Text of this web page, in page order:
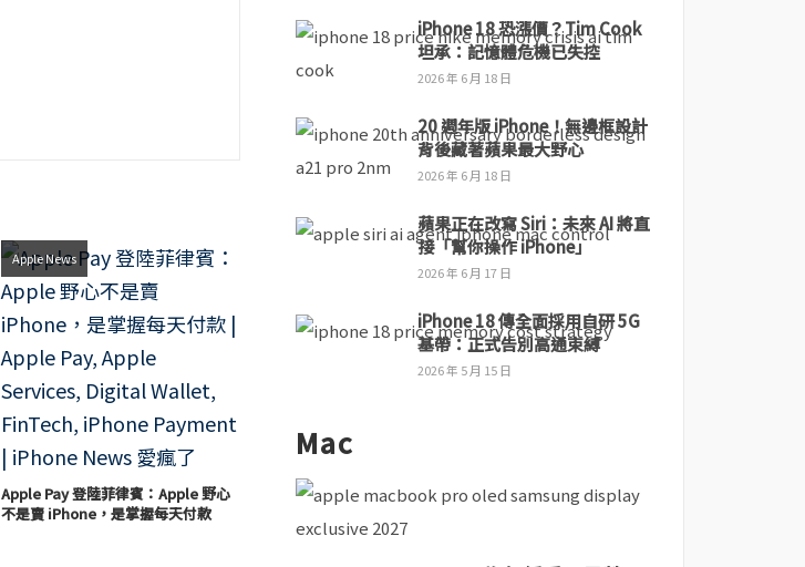
Apple News
Apple Pay 登陸菲律賓：Apple 野心
不是賣 iPhone，是掌握每天付款
iPhone 18 恐漲價？Tim Cook
坦承：記憶體危機已失控
2026 年 6 月 18 日
20 週年版 iPhone！無邊框設計
背後藏著蘋果最大野心
2026 年 6 月 18 日
蘋果正在改寫 Siri：未來 AI 將直
接「幫你操作 iPhone」
2026 年 6 月 17 日
iPhone 18 傳全面採用自研 5G
基帶：正式告別高通束縛
2026 年 5 月 15 日
Mac